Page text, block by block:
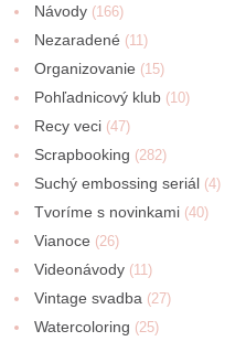
Návody (166)
Nezaradené (11)
Organizovanie (15)
Pohľadnicový klub (10)
Recy veci (47)
Scrapbooking (282)
Suchý embossing seriál (4)
Tvoríme s novinkami (40)
Vianoce (26)
Videonávody (11)
Vintage svadba (27)
Watercoloring (25)